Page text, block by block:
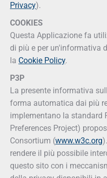
Privacy).
COOKIES
Questa Applicazione fa
di più e per un'informativa
la Cookie Policy.
P3P
La presente informativa
forma automatica dai più
implementano la standard
Preferences Project)
Consortium (www.w3c.org
rendere il più possibile
questo sito con i